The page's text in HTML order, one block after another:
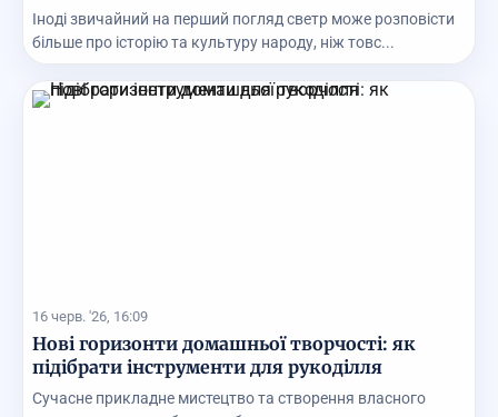
Іноді звичайний на перший погляд светр може розповісти
більше про історію та культуру народу, ніж товс...
16 черв. '26, 16:09
Нові горизонти домашньої творчості: як
підібрати інструменти для рукоділля
Сучасне прикладне мистецтво та створення власного